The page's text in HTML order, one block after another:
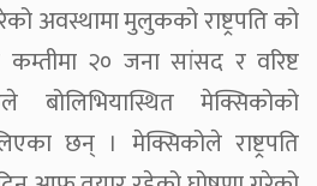
अवस्थामा मुलुकको राष्ट्रपति को
२० जना सांसद र वरिष्ट
बोलिभियास्थित मेक्सिकोको
छन् । मेक्सिकोले राष्ट्रपति